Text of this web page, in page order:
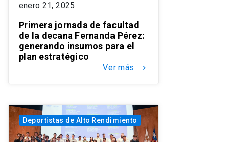
enero 21, 2025
Primera jornada de facultad
de la decana Fernanda Pérez:
generando insumos para el
plan estratégico
Ver más keyboard_arrow_right
Deportistas de Alto Rendimiento